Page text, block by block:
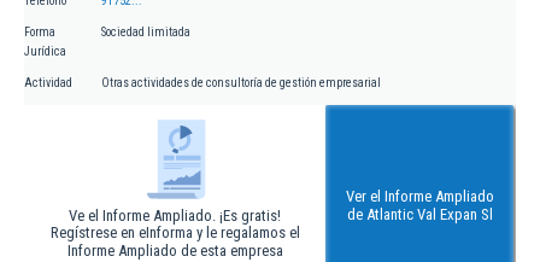
Forma
Jurídica
Sociedad limitada
Actividad Otras actividades de consultoría de gestión empresarial
Ve el Informe Ampliado. ¡Es gratis!
Regístrese en eInforma y le regalamos el
Informe Ampliado de esta empresa
Ver el Informe Ampliado
de Atlantic Val Expan Sl